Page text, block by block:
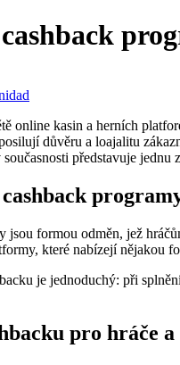
online kasin a herních
důvěru a loajalitu
představuje
jsou formou odměn, jež
které nabízejí nějakou
je jednoduchý: při
pro hráče